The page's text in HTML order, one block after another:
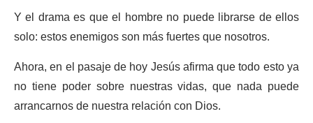
Y el drama es que el hombre no puede librarse de ellos
solo: estos enemigos son más fuertes que nosotros.
Ahora, en el pasaje de hoy Jesús afirma que todo esto ya
no tiene poder sobre nuestras vidas, que nada puede
arrancarnos de nuestra relación con Dios.